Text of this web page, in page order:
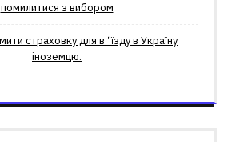
помилитися з вибором
страховку для вʼїзду в Україну
іноземцю.